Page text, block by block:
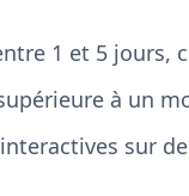
1 et 5 jours,
à un
sur